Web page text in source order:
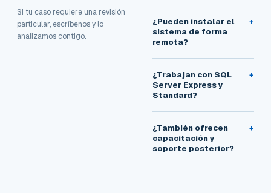
Si tu caso requiere una revisión
particular, escríbenos y lo
analizamos contigo.
¿Pueden instalar el
sistema de forma
remota?
+
¿Trabajan con SQL
Server Express y
Standard?
+
¿También ofrecen
capacitación y
soporte posterior?
+